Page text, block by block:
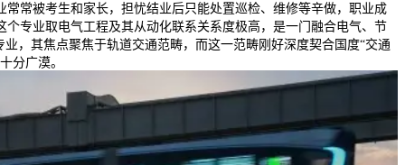
常常被考生和家长，担忧结业后只能处置巡检、维修等辛做，职业成
个专业取电气工程及其从动化联系关系度极高，是一门融合电气、节
业，其焦点聚焦于轨道交通范畴，而这一范畴刚好深度契合国度“交通
分广漠。